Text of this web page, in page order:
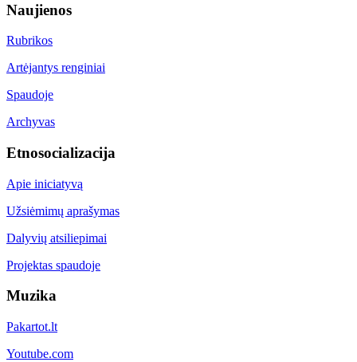
Naujienos
Rubrikos
Artėjantys renginiai
Spaudoje
Archyvas
Etnosocializacija
Apie iniciatyvą
Užsiėmimų aprašymas
Dalyvių atsiliepimai
Projektas spaudoje
Muzika
Pakartot.lt
Youtube.com